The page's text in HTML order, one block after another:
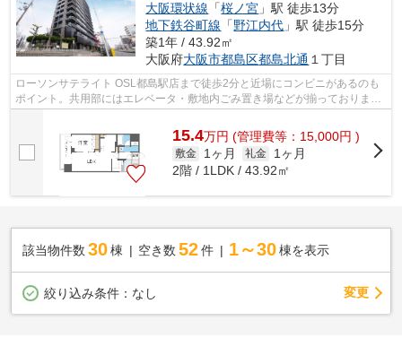
大阪環状線 「桜ノ宮 」駅 徒歩13分
地下鉄谷町線 「野江内代 」駅 徒歩15分
築1年 / 43.92㎡
大阪府大阪市都島区都島北通 １丁目
ローソンサテライト OSL都島駅店まで徒歩2分と近場にコンビニがあるのも
ポイント。共用部にはエレベータ・敷地内ごみ置き場などが揃っておりま
15.4万円 (管理費等：15,000円 )
敷金 1ヶ月 礼金
1ヶ月
2階 / 1LDK / 43.92㎡
該当物件数 30棟 空き数 52 件 1～30 棟を表示
絞り込み条件： なし 変更